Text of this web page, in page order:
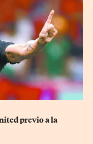
previo a la